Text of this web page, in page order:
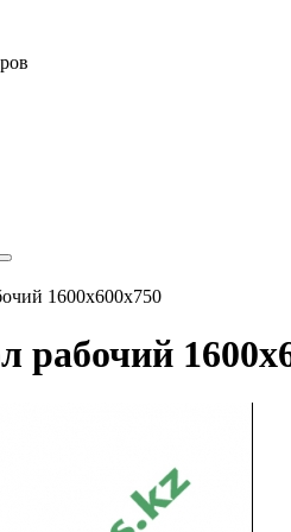
1600х600х750
рабочий